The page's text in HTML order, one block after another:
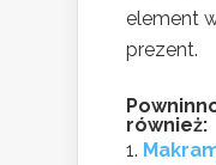
element
prezent.
również: